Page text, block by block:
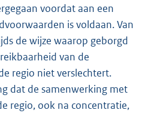
voordat aan een
is voldaan. Van
de wijze waarop geborgd
van de
regio niet verslechtert.
dat de samenwerking met
regio, ook na concentratie,